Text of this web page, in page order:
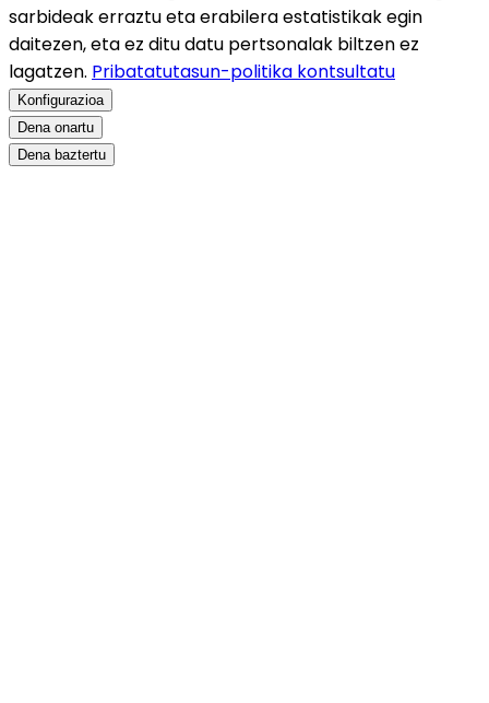
sarbideak erraztu eta erabilera estatistikak egin
daitezen, eta ez ditu datu pertsonalak biltzen ez
lagatzen. Pribatatutasun-politika kontsultatu
Konfigurazioa
Dena onartu
Dena baztertu